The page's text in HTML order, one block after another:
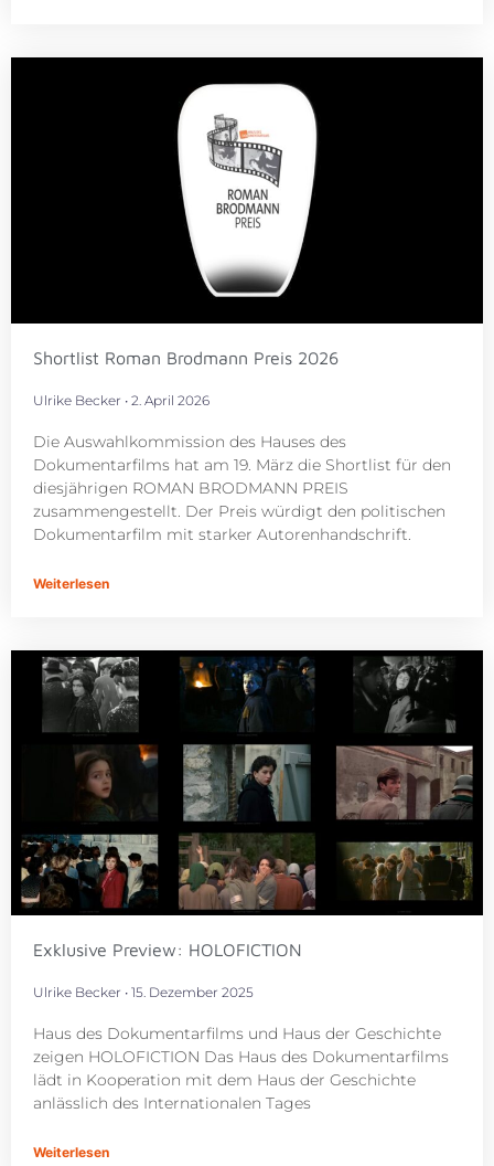
Shortlist Roman Brodmann Preis 2026
Ulrike Becker 2. April 2026
Die Auswahlkommission des Hauses des
Dokumentarfilms hat am 19. März die Shortlist für den
diesjährigen ROMAN BRODMANN PREIS
zusammengestellt. Der Preis würdigt den politischen
Dokumentarfilm mit starker Autorenhandschrift.
Weiterlesen
Exklusive Preview: HOLOFICTION
Ulrike Becker 15. Dezember 2025
Haus des Dokumentarfilms und Haus der Geschichte
zeigen HOLOFICTION Das Haus des Dokumentarfilms
lädt in Kooperation mit dem Haus der Geschichte
anlässlich des Internationalen Tages
Weiterlesen